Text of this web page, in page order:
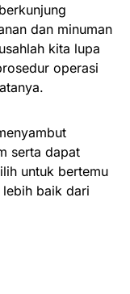
dan minuman
kita lupa
operasi
serta dapat
untuk bertemu
lebih baik dari